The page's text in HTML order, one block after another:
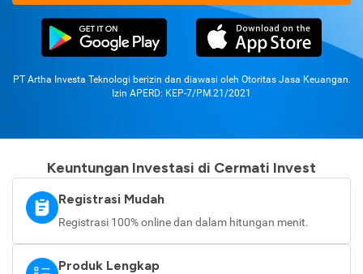
PT Artha Investa Teknologi berizin dan diawasi oleh Otoritas Jasa Keuangan.
Izin APERD: KEP-7/PM.21/2021
Keuntungan Investasi di Cermati Invest
Registrasi Mudah
Registrasi 100% online dan dalam hitungan menit.
Produk Lengkap